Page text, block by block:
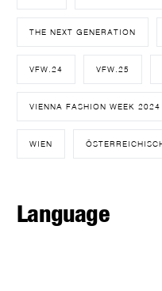
THE NEXT GENERATION
VFW.24 VFW.25
VIENNA FASHION WEEK 2024
WIEN
Language